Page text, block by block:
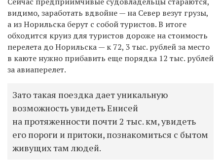
видимо, заработать вдвойне — на Север везут грузы,
а из Норильска берут с собой туристов. В итоге
обходится круиз для туристов дороже на стоимость
перелета до Норильска — к 72, 3 тыс. рублей за место
в каюте нужно прибавить еще порядка 12 тыс. рублей
за авиаперелет.
Зато такая поездка дает уникальную
возможность увидеть Енисей
на протяженности почти 2 тыс. км, увидеть
его пороги и притоки, познакомиться с бытом
живущих там людей.